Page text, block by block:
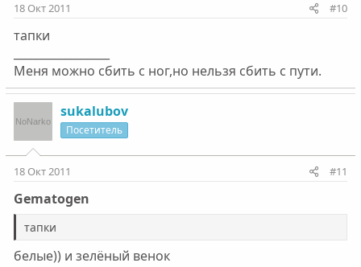
18 Окт 2011 #10
тапки
Меня можно сбить с ног,но нельзя сбить с пути.
sukalubov
Посетитель
18 Окт 2011 #11
Gematogen
тапки
белые)) и зелёный венок